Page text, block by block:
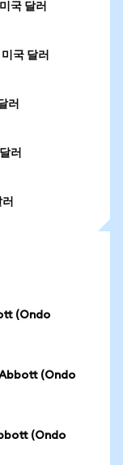
국 달러
국 달러
러
러
(Ondo
(Ondo
(Ondo